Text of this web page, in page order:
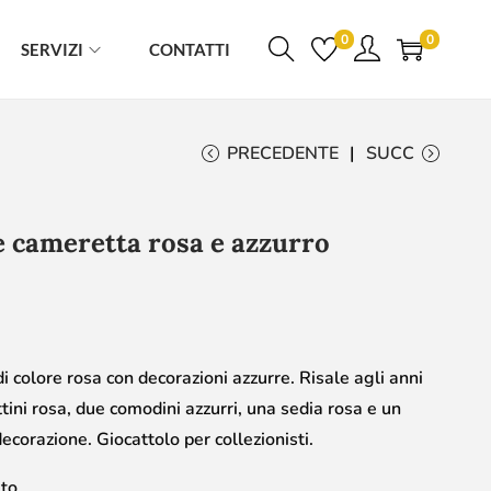
SERVIZI CONTATTI 0 0
PRECEDENTE SUCC
cameretta rosa e azzurro
colore rosa con decorazioni azzurre. Risale agli anni
rosa, due comodini azzurri, una sedia rosa e un
Giocattolo per collezionisti.